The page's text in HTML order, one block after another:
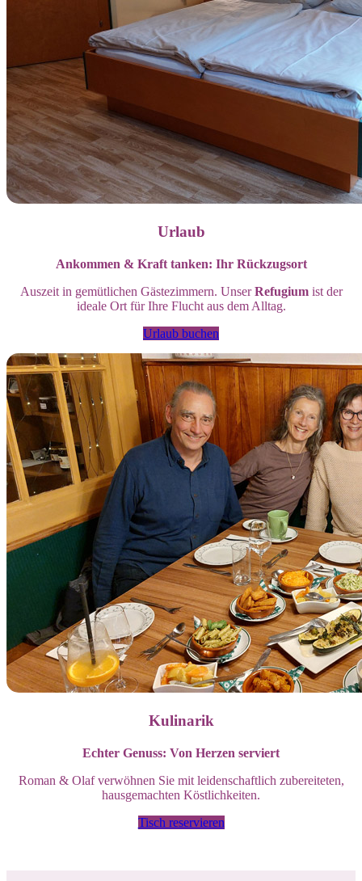
Urlaub
Ankommen & Kraft tanken: Ihr Rückzugsort
Auszeit in gemütlichen Gästezimmern. UnserRefugiumist der
ideale Ort für Ihre Flucht aus dem Alltag.
Urlaub buchen
Kulinarik
Echter Genuss: Von Herzen serviert
Roman & Olaf verwöhnen Sie mit leidenschaftlich zubereiteten,
hausgemachten Köstlichkeiten.
Tisch reservieren